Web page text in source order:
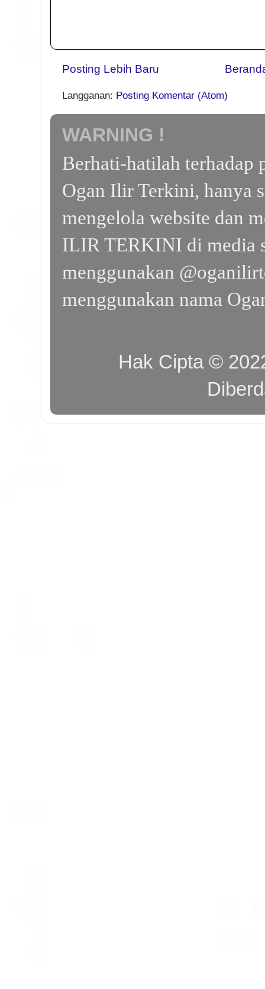
Posting Lebih Baru
Langganan: Posting Komentar (Atom)
WARNING !
Berhati-hatilah terhadap
Ogan Ilir Terkini, hanya
mengelola website dan
ILIR TERKINI di media
menggunakan
menggunakan nama
Hak Cipta ©